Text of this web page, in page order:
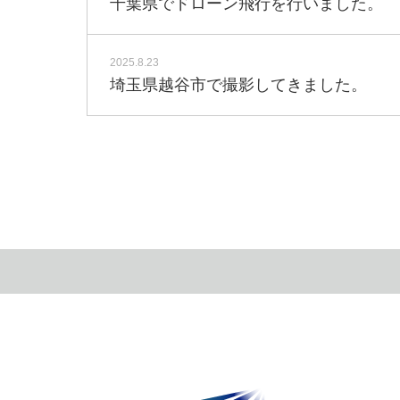
千葉県でドローン飛行を行いました。
2025.8.23
埼玉県越谷市で撮影してきました。